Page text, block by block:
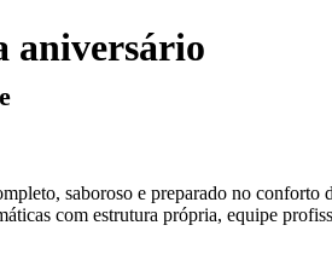
aniversário
saboroso e preparado no conforto
com estrutura própria, equipe